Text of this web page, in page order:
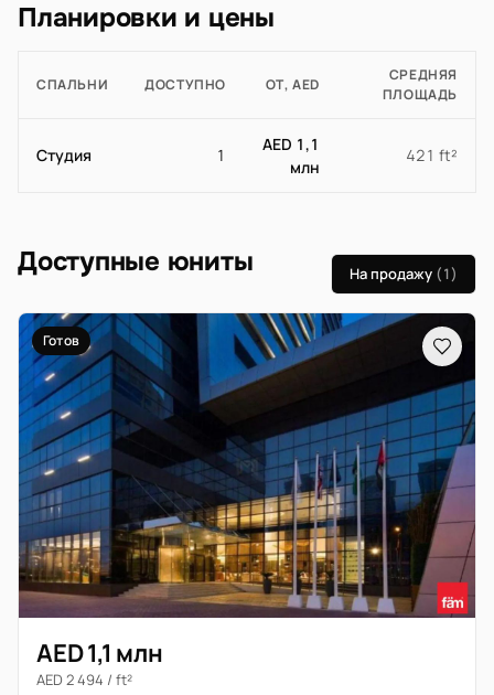
Планировки и цены
СПАЛЬНИ ДОСТУПНО ОТ, AED
СРЕДНЯЯ
ПЛОЩАДЬ
Студия 1
AED 1,1
млн
421 ft²
Доступные юниты На продажу (1)
Готов
AED 1,1 млн
AED 2 494 / ft²